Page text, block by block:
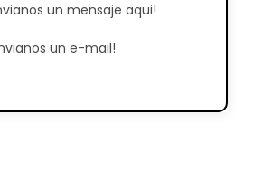
un mensaje aqui!
un e-mail!